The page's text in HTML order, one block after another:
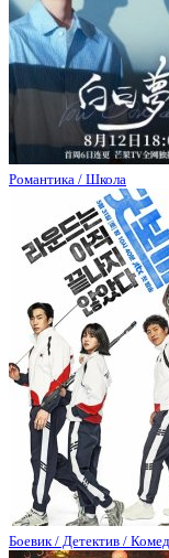
Романтика / Школа
Боевик / Детектив /